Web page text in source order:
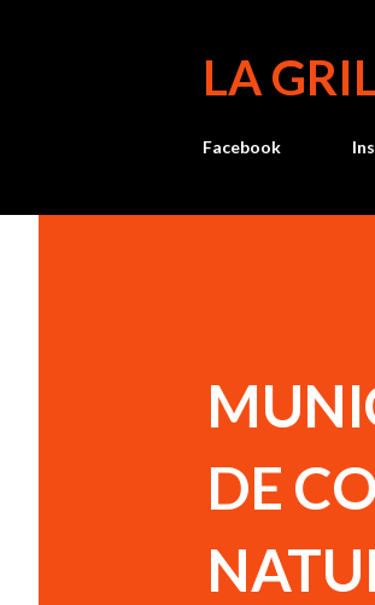
LA
Facebook
DE